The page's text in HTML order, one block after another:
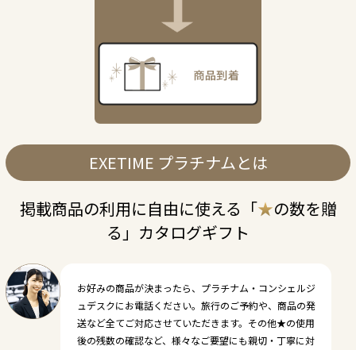
EXETIME プラチナムとは
掲載商品の利用に自由に使える「★の数を贈
る」カタログギフト
お好みの商品が決まったら、プラチナム・コンシェルジ
ュデスクにお電話ください。旅行のご予約や、商品の発
送など全てご対応させていただきます。その他★の使用
後の残数の確認など、様々なご要望にも親切・丁寧に対